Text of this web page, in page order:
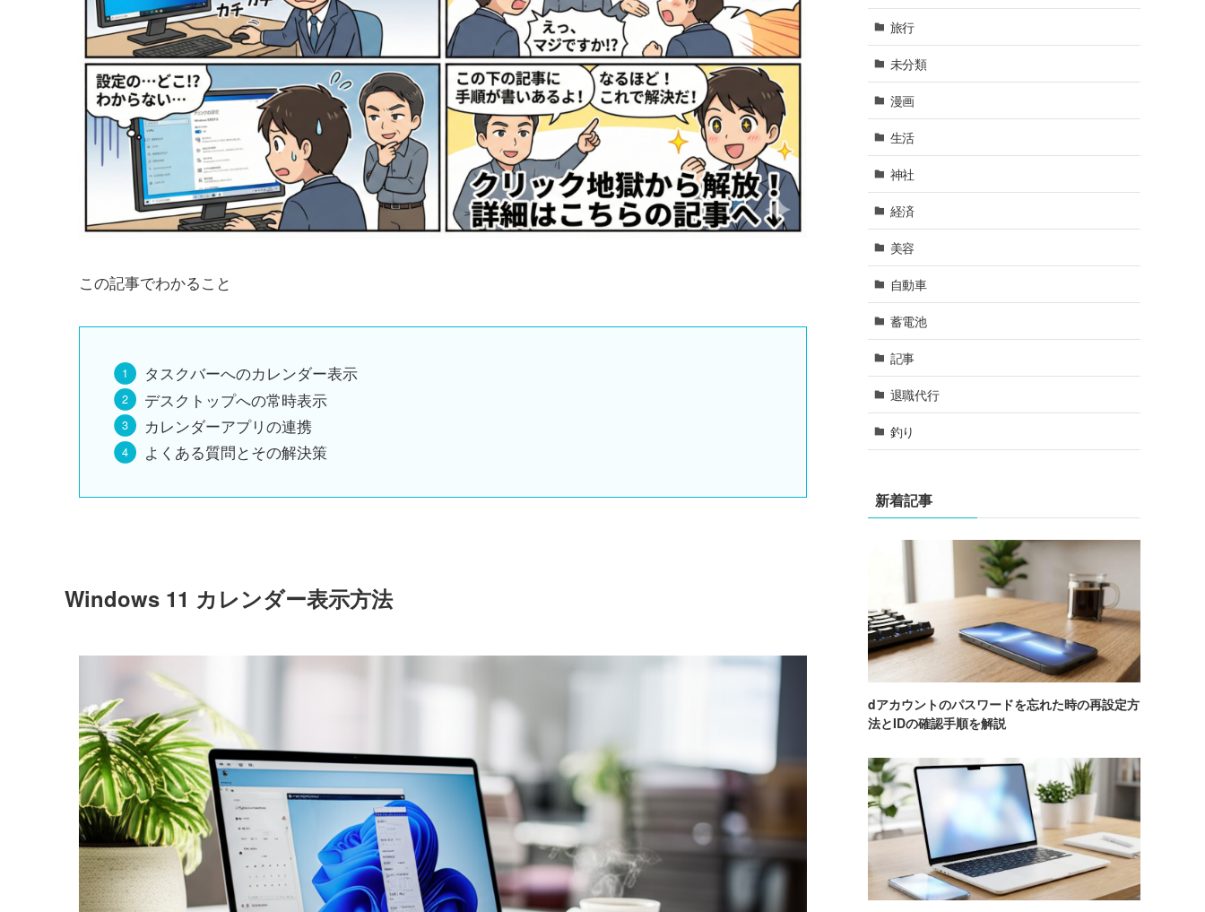
この記事でわかること
タスクバーへのカレンダー表示
デスクトップへの常時表示
カレンダーアプリの連携
よくある質問とその解決策
Windows 11 カレンダー表示方法
旅行
未分類
漫画
生活
神社
経済
美容
自動車
蓄電池
記事
退職代行
釣り
新着記事
dアカウントのパスワードを忘れた時の再設定方
法とIDの確認手順を解説